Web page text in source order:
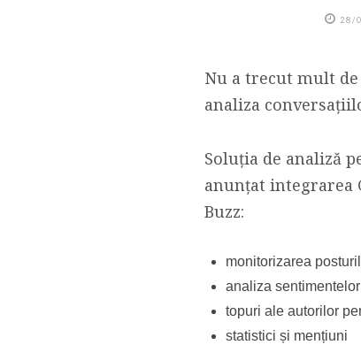
28/
Nu a trecut mult
analiza
Soluția de analiză
anunțat integrarea
Buzz:
monitorizarea
analiza
topuri ale autorilor
statistici și mențiuni